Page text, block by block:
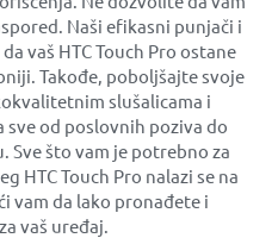
Naši efikasni punjači i
vaš HTC Touch Pro ostane
Takođe, poboljšajte svoje
slušalicama i
sve od poslovnih poziva do
Sve što vam je potrebno za
HTC Touch Pro nalazi se na
vam da lako pronađete i
vaš uređaj.